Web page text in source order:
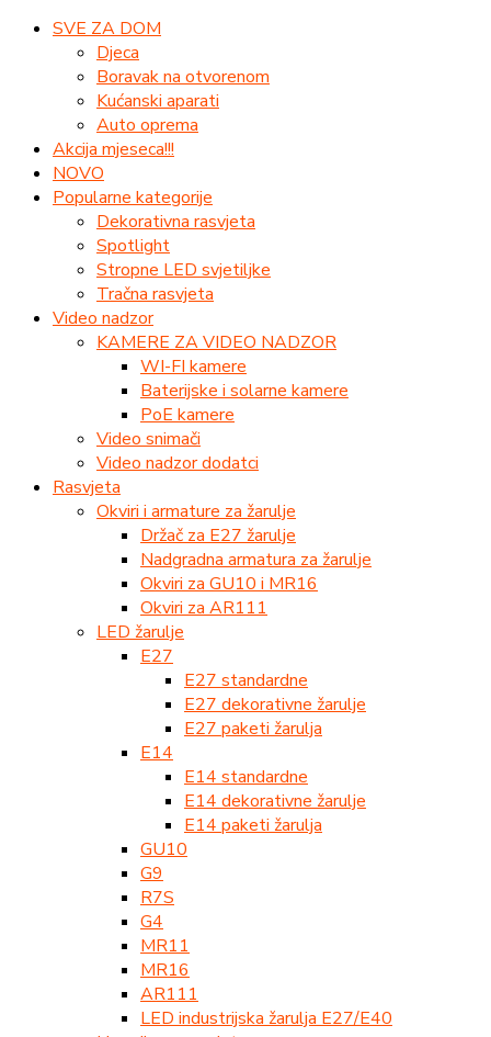
SVE ZA DOM
Djeca
Boravak na otvorenom
Kućanski aparati
Auto oprema
Akcija mjeseca!!!
NOVO
Popularne kategorije
Dekorativna rasvjeta
Spotlight
Stropne LED svjetiljke
Tračna rasvjeta
Video nadzor
KAMERE ZA VIDEO NADZOR
WI-FI kamere
Baterijske i solarne kamere
PoE kamere
Video snimači
Video nadzor dodatci
Rasvjeta
Okviri i armature za žarulje
Držač za E27 žarulje
Nadgradna armatura za žarulje
Okviri za GU10 i MR16
Okviri za AR111
LED žarulje
E27
E27 standardne
E27 dekorativne žarulje
E27 paketi žarulja
E14
E14 standardne
E14 dekorativne žarulje
E14 paketi žarulja
GU10
G9
R7S
G4
MR11
MR16
AR111
LED industrijska žarulja E27/E40